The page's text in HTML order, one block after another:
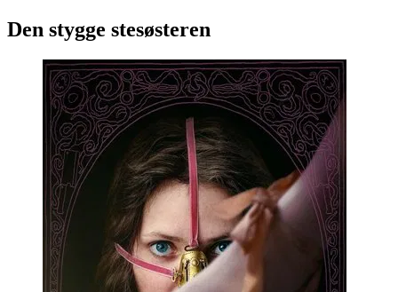
Den stygge stesøsteren